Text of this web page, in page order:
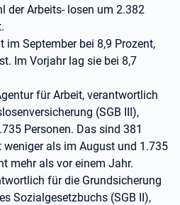
der Arbeits- losen um 2.382
im September bei 8,9 Prozent,
Im Vorjahr lag sie bei 8,7
für Arbeit, verantwortlich
(SGB III),
Personen. Das sind 381
weniger als im August und 1.735
mehr als vor einem Jahr.
für die Grundsicherung
Sozialgesetzbuchs (SGB II),